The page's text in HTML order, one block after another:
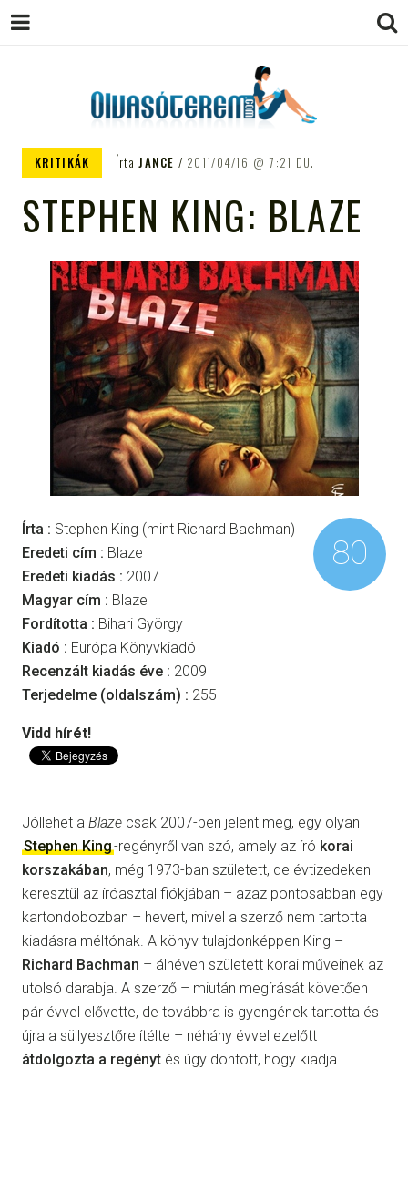
OLVASÓTEREM.COM – AZ
TÁMOGATÓJA
KRITIKÁK ÍrtaJANCE 2011/04/16 7:21 DU.
STEPHEN KING: BLAZE
Írta : Stephen King (mint Richard Bachman)
Eredeti cím : Blaze
Eredeti kiadás : 2007
Magyar cím : Blaze
Fordította : Bihari György
Kiadó : Európa Könyvkiadó
Recenzált kiadás éve : 2009
Terjedelme (oldalszám) : 255
80
Vidd hírét!
Jóllehet a Blaze csak 2007-ben jelent meg, egy olyan
Stephen King-regényről van szó, amely az író korai
korszakában, még 1973-ban született, de évtizedeken
keresztül az íróasztal fiókjában – azaz pontosabban egy
kartondobozban – hevert, mivel a szerző nem tartotta
kiadásra méltónak. A könyv tulajdonképpen King –
Richard Bachman – álnéven született korai műveinek az
utolsó darabja. A szerző – miután megírását követően
pár évvel elővette, de továbbra is gyengének tartotta és
újra a süllyesztőre ítélte – néhány évvel ezelőtt
átdolgozta a regényt és úgy döntött, hogy kiadja.